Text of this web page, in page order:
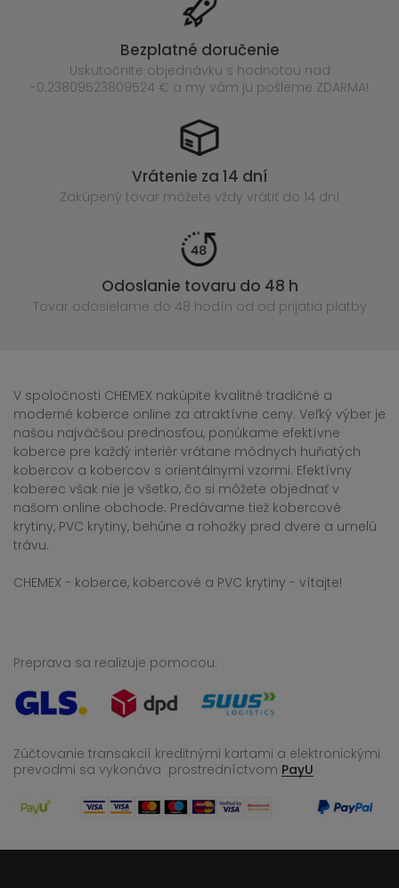
Bezplatné doručenie
Uskutočnite objednávku s hodnotou nad
-0.23809523809524 € a my vám ju pošleme ZDARMA!
Vrátenie za 14 dní
Zakúpený tovar môžete vždy vrátiť do 14 dní
Odoslanie tovaru do 48 h
Tovar odosielame do 48 hodín od od prijatia platby
V spoločnosti CHEMEX nakúpite kvalitné tradičné a
moderné koberce online za atraktívne ceny. Veľký výber je
našou najväčšou prednosťou, ponúkame efektívne
koberce pre každý interiér vrátane módnych huňatých
kobercov a kobercov s orientálnymi vzormi. Efektívny
koberec však nie je všetko, čo si môžete objednať v
našom online obchode. Predávame tiež kobercové
krytiny, PVC krytiny, behúne a rohožky pred dvere a umelú
trávu.
CHEMEX - koberce, kobercové a PVC krytiny - vítajte!
Preprava sa realizuje pomocou:
Zúčtovanie transakcií kreditnými kartami a elektronickými
prevodmi sa vykonáva prostredníctvom PayU